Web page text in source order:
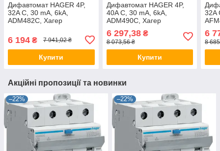
Дифавтомат HAGER 4P,
32A C, 30 mA, 6kA,
ADM482C, Хагер
автоматичний вимикач,
АВДТ
6 194 ₴ 7 941,02 ₴
Купити
Дифавтомат HAGER 4P,
40A C, 30 mA, 6kA,
ADM490C, Хагер
автоматичний вимикач,
АВДТ
6 297,38₴
8 073,56 ₴
Купити
32A
6
8
Акційні пропозиції та новинки
–22% –22%